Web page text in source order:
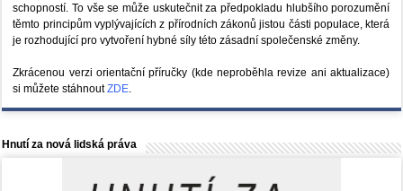
schopností. To vše se může uskutečnit za předpokladu hlubšího porozumění
těmto principům vyplývajících z přírodních zákonů jistou části populace, která
je rozhodující pro vytvoření hybné síly této zásadní společenské změny.
Zkrácenou verzi orientační příručky (kde neproběhla revize ani aktualizace)
si můžete stáhnoutZDE.
Hnutí za nová lidská práva